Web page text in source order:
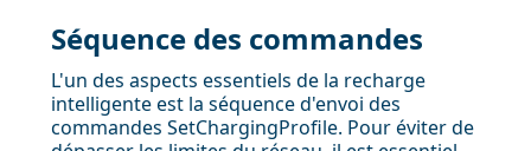
Séquence des commandes
L'un des aspects essentiels de la recharge
intelligente est la séquence d'envoi des
commandes SetChargingProfile. Pour éviter de